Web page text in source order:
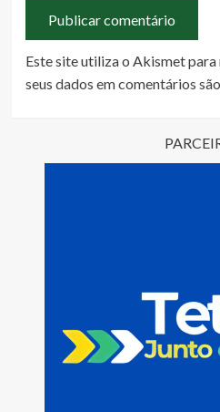
Este site utiliza o Akismet para
seus dados em comentários